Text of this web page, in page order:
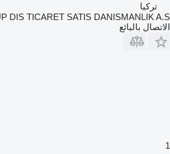
تركيا
DIS TICARET SATIS DANISMANLIK A.S.
الاتصال بالبائع
1